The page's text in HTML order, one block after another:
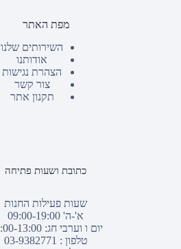
מפת האתר
השירותים שלנו
אודותנו
הצהרת נגישות
צור קשר
תקנון אתר
כתובת ושעות פתיחה
שעות פעילות החנות
א'-ה' 09:00-19:00
יום ו וערבי חג: 09:00-13:00
טלפון : 03-9382771